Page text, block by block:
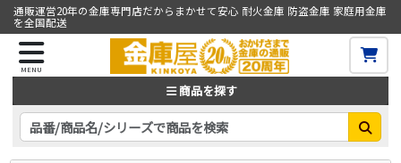
通販運営20年の金庫専門店だからまかせて安心 耐火金庫 防盗金庫 家庭用金庫
を全国配送
MENU
商品を探す